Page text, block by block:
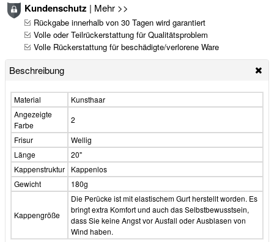
Kundenschutz | Mehr >>
Rückgabe innerhalb von 30 Tagen wird garantiert
Volle oder Teilrückerstattung für Qualitätsproblem
Volle Rückerstattung für beschädigte/verlorene Ware
Beschreibung
Material
Kunsthaar
Angezeigte
Farbe
2
Frisur
Wellig
Länge
20"
Kappenstruktur
Kappenlos
Gewicht
180g
Kappengröße
Die Perücke ist mit elastischem Gurt herstellt worden. Es
bringt extra Komfort und auch das Selbstbewusstsein,
dass Sie keine Angst vor Ausfall oder Ausblasen von
Wind haben.